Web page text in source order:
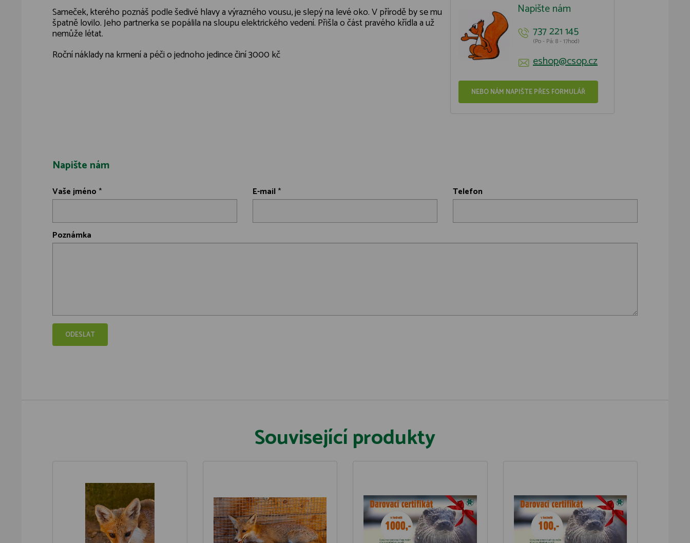
Sameček, kterého poznáš podle šedivé hlavy a výrazného vousu, je slepý na levé oko. V přírodě by se mu
špatně lovilo. Jeho partnerka se popálila na sloupu elektrického vedení. Přišla o část pravého křídla a už
nemůže létat.
Roční náklady na krmení a péči o jednoho jedince činí 3000 kč
Napište nám
737 221 145
(Po - Pá: 8 - 17hod)
eshop@csop.cz
NEBO NÁM NAPIŠTE PŘES FORMULÁŘ
Napište nám
Vaše jméno * E-mail * Telefon
Poznámka
Související produkty